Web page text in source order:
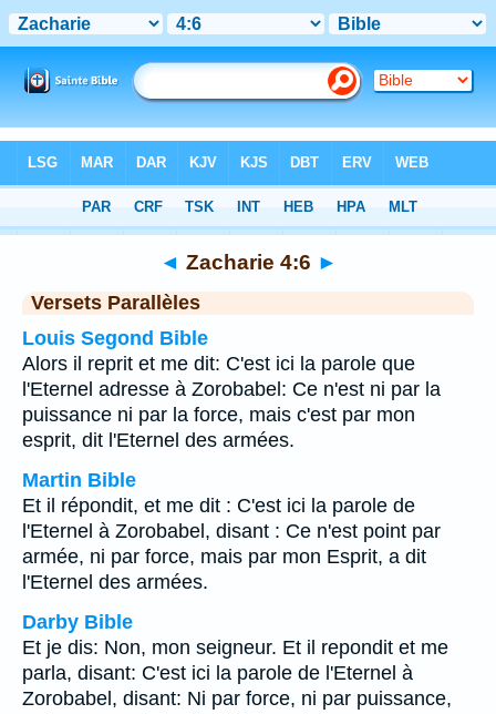
Chapitre 4 > Verset 6
◄ Zacharie 4:6 ►
Versets Parallèles
Louis Segond Bible
Alors il reprit et me dit: C'est ici la parole que
l'Eternel adresse à Zorobabel: Ce n'est ni par la
puissance ni par la force, mais c'est par mon
esprit, dit l'Eternel des armées.
Martin Bible
Et il répondit, et me dit : C'est ici la parole de
l'Eternel à Zorobabel, disant : Ce n'est point par
armée, ni par force, mais par mon Esprit, a dit
l'Eternel des armées.
Darby Bible
Et je dis: Non, mon seigneur. Et il repondit et me
parla, disant: C'est ici la parole de l'Eternel à
Zorobabel, disant: Ni par force, ni par puissance,